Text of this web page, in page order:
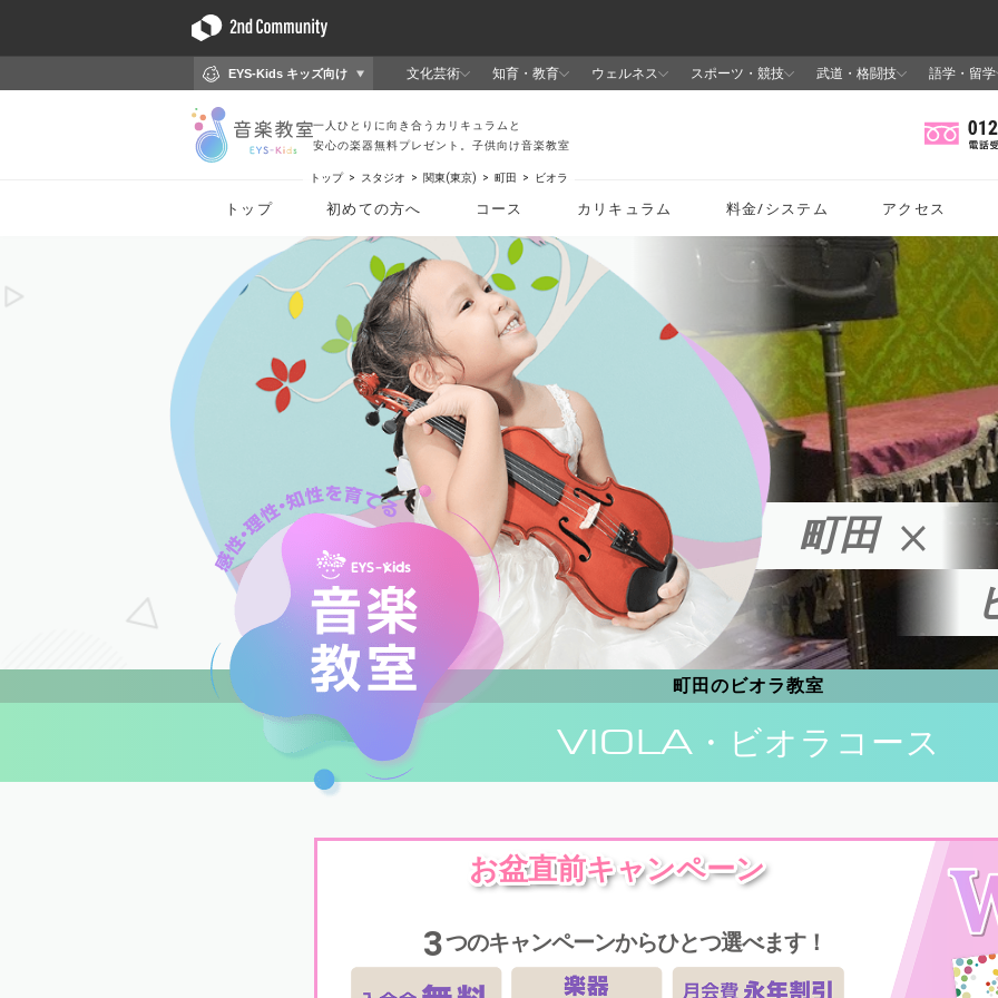
トップ スタジオ 関東(東京) 町田 ビオラ
町田
町田のビオラ教室
VIOLA ・ビオラコース
お盆直前キャンペーン
3つのキャンペーンからひとつ選べます！